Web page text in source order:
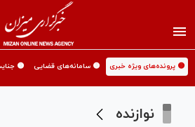
🟡 پرونده‌های ویژه خبری 🟡 سامانه‌های قضایی 🟡
نوازنده